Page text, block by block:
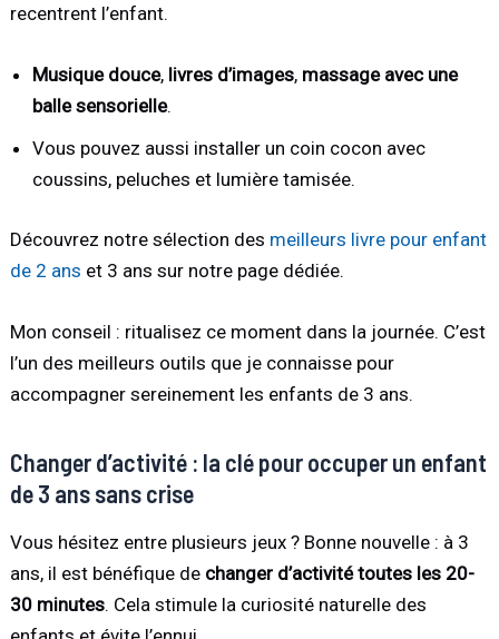
recentrent l’enfant.
Musique douce, livres d’images, massage avec une
balle sensorielle.
Vous pouvez aussi installer un coin cocon avec
coussins, peluches et lumière tamisée.
Découvrez notre sélection des meilleurs livre pour enfant
de 2 ans et 3 ans sur notre page dédiée.
Mon conseil : ritualisez ce moment dans la journée. C’est
l’un des meilleurs outils que je connaisse pour
accompagner sereinement les enfants de 3 ans.
Changer d’activité : la clé pour occuper un enfant
de 3 ans sans crise
Vous hésitez entre plusieurs jeux ? Bonne nouvelle : à 3
ans, il est bénéfique de changer d’activité toutes les 20-
30 minutes. Cela stimule la curiosité naturelle des